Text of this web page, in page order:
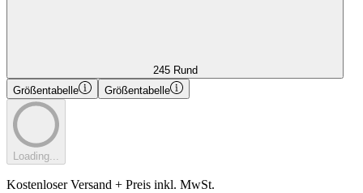
245 Rund
Größentabelle
Größentabelle
Loading...
Kostenloser Versand + Preis inkl. MwSt.